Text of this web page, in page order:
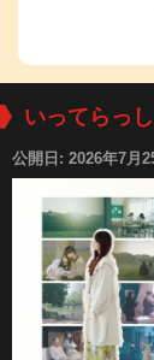
いってらっ
公開日: 2026年7月